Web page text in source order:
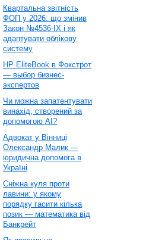
Квартальна звітність
ФОП у 2026: що змінив
Закон №4536-IX і як
адаптувати облікову
систему
HP EliteBook в Фокстрот
— выбор бизнес-
экспертов
Чи можна запатентувати
винахід, створений за
допомогою AI?
Адвокат у Вінниці
Олександр Малик —
юридична допомога в
Україні
Сніжна куля проти
лавини: у якому
порядку гасити кілька
позик — математика від
Банкрейт